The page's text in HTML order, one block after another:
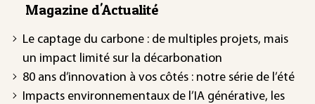
Magazine d'Actualité
Le captage du carbone : de multiples projets, mais
un impact limité sur la décarbonation
80 ans d’innovation à vos côtés : notre série de l’été
Impacts environnementaux de l’IA générative, les